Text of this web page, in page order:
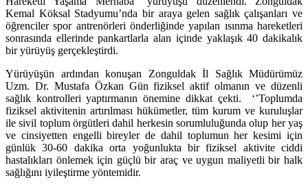
Kemal Köksal Stadyumu’nda bir araya gelen sağlık çalışanları ve
öğrenciler spor antrenörleri önderliğinde yapılan ısınma hareketleri
sonrasında ellerinde pankartlarla alan içinde yaklaşık 40 dakikalık
bir yürüyüş gerçekleştirdi.
Yürüyüşün ardından konuşan Zonguldak İl Sağlık Müdürümüz
Uzm. Dr. Mustafa Özkan Gün fiziksel aktif olmanın ve düzenli
sağlık kontrolleri yaptırmanın önemine dikkat çekti. ‘’Toplumda
fiziksel aktivitenin artırılması hükümetler, tüm kurum ve kuruluşlar
ile sivil toplum örgütleri dahil herkesin sorumluluğunda olup her yaş
ve cinsiyetten engelli bireyler de dahil toplumun her kesimi için
günlük 30-60 dakika orta yoğunlukta bir fiziksel aktivite ciddi
hastalıkları önlemek için güçlü bir araç ve uygun maliyetli bir halk
sağlığını iyileştirme yöntemidir.